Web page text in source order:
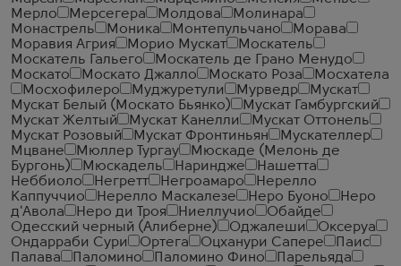
Мерло
Мерсегера Молдова
Молинара
Монастрель
Моника Монтепульчано
Морава
Моравия Агрия
Морио Мускат
Москатель
Москатель Гальего
Москатель де Грано Менудо
Москато
Москато Джалло Москато Роза
Мосхатела
Мосхофилеро
Муджуретули Мурведр
Мускат
Мускат Белый (Москато Бьянко)
Мускат Гамбургский
Мускат Желтый
Мускат Канелли
Мускат Оттонель
Мускат Розовый
Мускат Фронтиньян
Мускателлер
Мцване
Мюллер Тургау
Мюскаде (Мелонь де
Бургонь)
Мюскадель Нариндже
Нашетта
Неббиоло
Негретт Негроамаро
Нерелло
Каппуччио
Нерелло Маскалезе Неро Буоно
Неро
д'Авола
Неро ди Троя Ниеллучио
Обайде
Одесский черный (Алиберне)
Оджалеши
Оксеруа
Ондарраби Сури
Ортега Оцханури Сапере
Паис
Палава
Паломино Паломино Фино Парельяда